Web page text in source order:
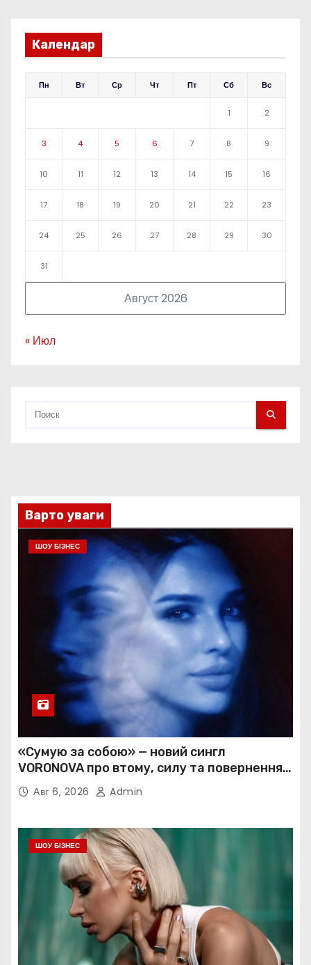
Календар
Август 2026
Пн Вт Ср Чт Пт Сб Вс
1 2
3 4 5 6 7 8 9
10 11 12 13 14 15 16
17 18 19 20 21 22 23
24 25 26 27 28 29 30
31
« Июл
Варто уваги
ШОУ БІЗНЕС
«Сумую за собою» — новий сингл
VORONOVA про втому, силу та повернення
до себе
Авг 6, 2026 Admin
ШОУ БІЗНЕС